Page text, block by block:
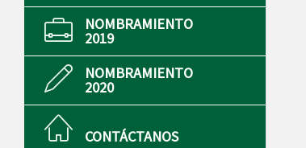
NOMBRAMIENTO
2019
NOMBRAMIENTO
2020
CONTÁCTANOS